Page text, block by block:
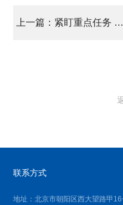
上一篇：紧盯重点任务 硬刚年度指标 华腾天海 打响改造升级攻坚战
联系方式
地址：北京市朝阳区西大望路甲